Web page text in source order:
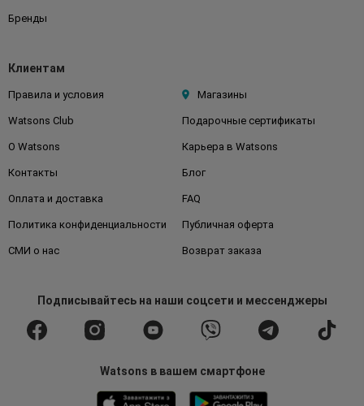
Бренды
Клиентам
Правила и условия Магазины
Watsons Club Подарочные сертификаты
О Watsons Карьера в Watsons
Контакты Блог
Оплата и доставка FAQ
Политика конфиденциальности Публичная оферта
СМИ о нас Возврат заказа
Подписывайтесьна наши соцсети и мессенджеры
Watsons в вашем смартфоне